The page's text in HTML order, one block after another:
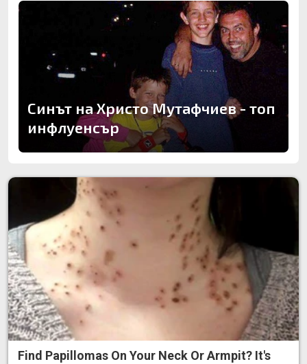
Синът на Христо Мутафчиев - топ
инфлуенсър
Find Papillomas On Your Neck Or Armpit? It's